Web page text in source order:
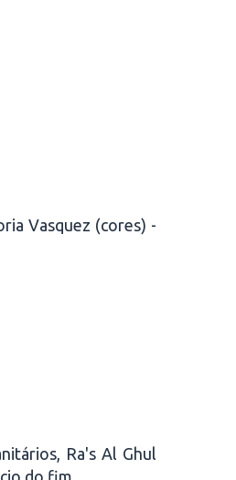
Vasquez (cores) -
Ra's Al Ghul
do fim.